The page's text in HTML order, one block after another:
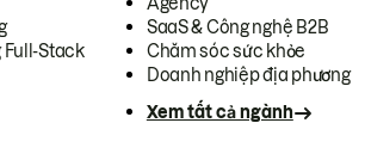
Stack
SaaS & Công nghệ B2B
Chăm sóc sức khỏe
Doanh nghiệp địa phương
Xem tất cả ngành